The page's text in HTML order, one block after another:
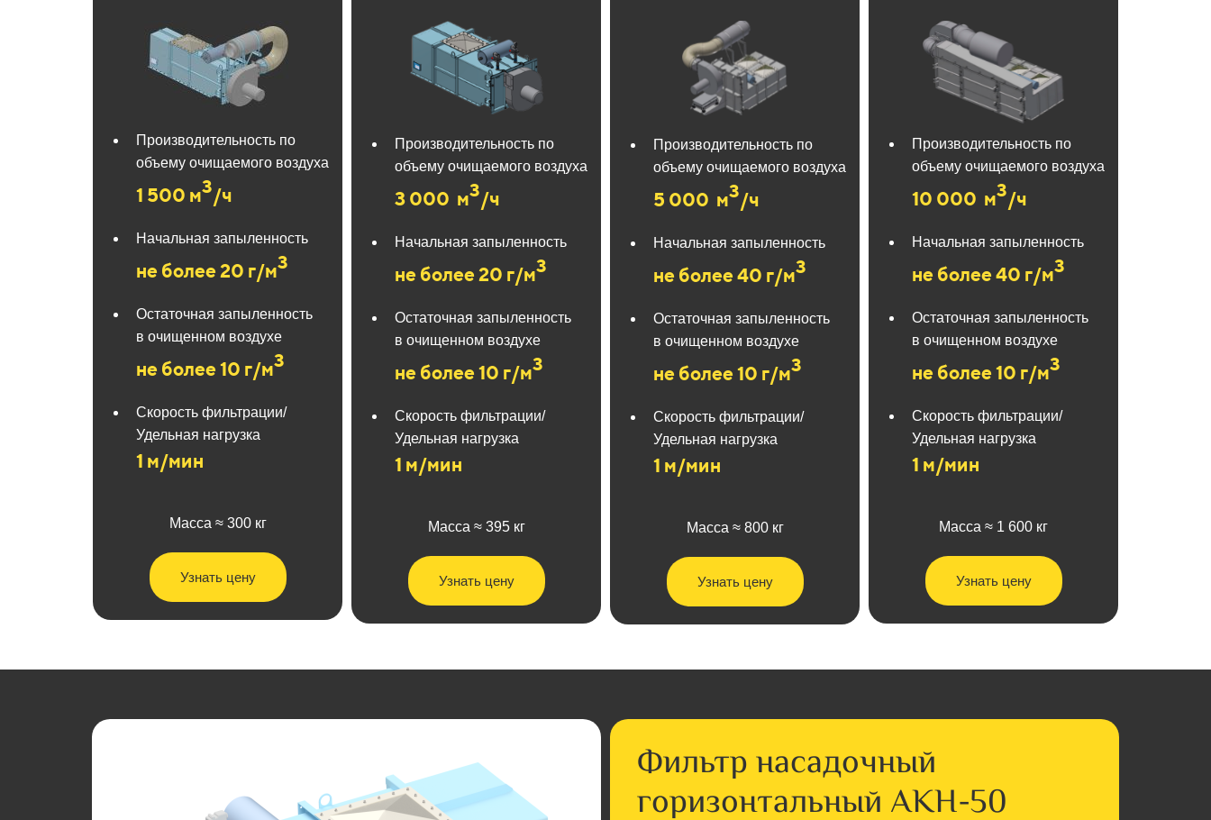
Производительность по
объему очищаемого воздуха
1 500 м3/ч
Начальная запыленность
не более 20 г/м3
Остаточная запыленность
в очищенном воздухе
не более 10 г/м3
Скорость фильтрации/
Удельная нагрузка
1 м/мин
Масса ≈ 300 кг
Узнать цену
Производительность по
объему очищаемого воздуха
3 000 м3/ч
Начальная запыленность
не более 20 г/м3
Остаточная запыленность
в очищенном воздухе
не более 10 г/м3
Скорость фильтрации/
Удельная нагрузка
1 м/мин
Масса ≈ 395 кг
Узнать цену
Производительность по
объему очищаемого воздуха
5 000 м3/ч
Начальная запыленность
не более 40 г/м3
Остаточная запыленность
в очищенном воздухе
не более 10 г/м3
Скорость фильтрации/
Удельная нагрузка
1 м/мин
Масса ≈ 800 кг
Узнать цену
Производительность по
объему очищаемого воздуха
10 000 м3/ч
Начальная запыленность
не более 40 г/м3
Остаточная запыленность
в очищенном воздухе
не более 10 г/м3
Скорость фильтрации/
Удельная нагрузка
1 м/мин
Масса ≈ 1 600 кг
Узнать цену
Фильтр насадочный
горизонтальный AKH-50